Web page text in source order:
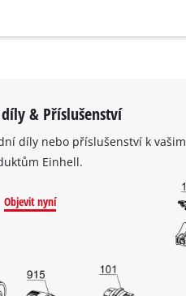
& Příslušenství
díly nebo příslušenství k vašim
Einhell.
Objevit nyní